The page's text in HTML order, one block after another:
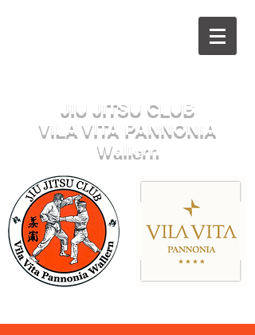
JIU JITSU CLUB
VILA VITA PANNONIA
Wallern